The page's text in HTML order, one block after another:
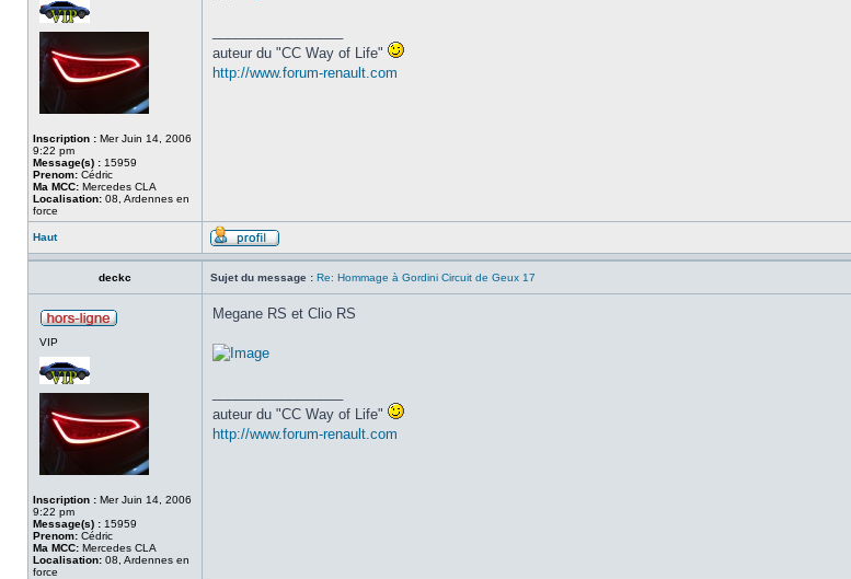
Inscription : Mer Juin 14, 2006
9:22 pm
Message(s) : 15959
Prenom: Cédric
Ma MCC: Mercedes CLA
Localisation: 08, Ardennes en
force
auteur du "CC Way of Life"
http://www.forum-renault.com
Haut
deckc Sujet du message : Re: Hommage à Gordini Circuit de Geux 17
VIP
Inscription : Mer Juin 14, 2006
9:22 pm
Message(s) : 15959
Prenom: Cédric
Ma MCC: Mercedes CLA
Localisation: 08, Ardennes en
force
Megane RS et Clio RS
auteur du "CC Way of Life"
http://www.forum-renault.com